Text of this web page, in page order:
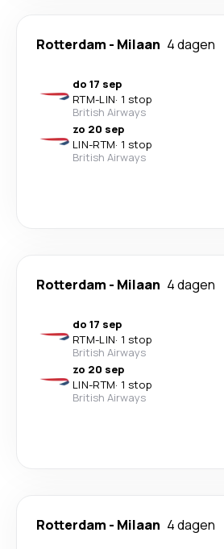
Rotterdam - Milaan 4 dagen
do 17 sep
RTM-LIN· 1 stop
British Airways
zo 20 sep
LIN-RTM· 1 stop
British Airways
Rotterdam - Milaan 4 dagen
do 17 sep
RTM-LIN· 1 stop
British Airways
zo 20 sep
LIN-RTM· 1 stop
British Airways
Rotterdam - Milaan 4 dagen